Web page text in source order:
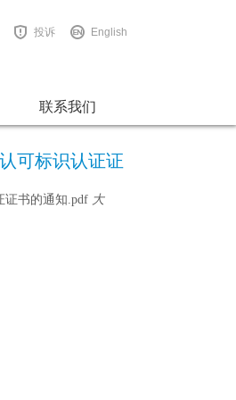
English
投诉
联系我们
可标识认证证
证书的通知.pdf 大